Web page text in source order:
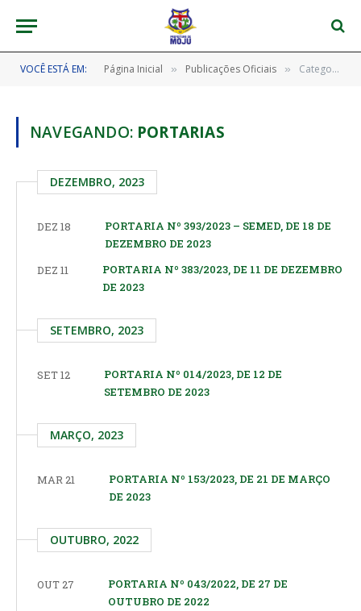
VOCÊ ESTÁ EM: Página Inicial » Publicações Oficiais » Categoria: "Portarias"
NAVEGANDO: PORTARIAS
DEZEMBRO, 2023
DEZ 18
PORTARIA Nº 393/2023 – SEMED, DE 18 DE
DEZEMBRO DE 2023
DEZ 11
PORTARIA Nº 383/2023, DE 11 DE DEZEMBRO
DE 2023
SETEMBRO, 2023
SET 12
PORTARIA Nº 014/2023, DE 12 DE
SETEMBRO DE 2023
MARÇO, 2023
MAR 21
PORTARIA Nº 153/2023, DE 21 DE MARÇO
DE 2023
OUTUBRO, 2022
OUT 27
PORTARIA Nº 043/2022, DE 27 DE
OUTUBRO DE 2022